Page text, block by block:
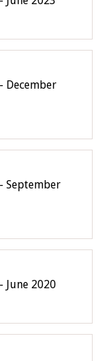
December
September
June 2020